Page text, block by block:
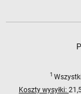
1
Koszty wysyłki: